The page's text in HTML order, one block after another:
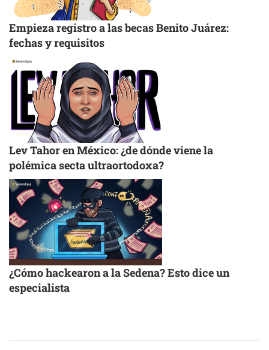
Empieza registro a las becas Benito Juárez:
fechas y requisitos
Lev Tahor en México: ¿de dónde viene la
polémica secta ultraortodoxa?
¿Cómo hackearon a la Sedena? Esto dice un
especialista